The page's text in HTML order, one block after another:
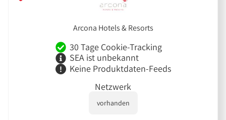
Arcona Hotels & Resorts
30 Tage Cookie-Tracking
SEA ist unbekannt
Keine Produktdaten-Feeds
Netzwerk
vorhanden